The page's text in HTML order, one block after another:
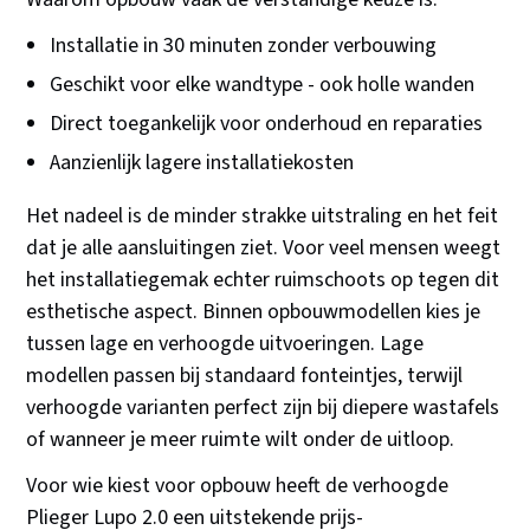
Installatie in 30 minuten zonder verbouwing
Geschikt voor elke wandtype - ook holle wanden
Direct toegankelijk voor onderhoud en reparaties
Aanzienlijk lagere installatiekosten
Het nadeel is de minder strakke uitstraling en het feit
dat je alle aansluitingen ziet. Voor veel mensen weegt
het installatiegemak echter ruimschoots op tegen dit
esthetische aspect. Binnen opbouwmodellen kies je
tussen lage en verhoogde uitvoeringen. Lage
modellen passen bij standaard fonteintjes, terwijl
verhoogde varianten perfect zijn bij diepere wastafels
of wanneer je meer ruimte wilt onder de uitloop.
Voor wie kiest voor opbouw heeft de verhoogde
Plieger Lupo 2.0 een uitstekende prijs-